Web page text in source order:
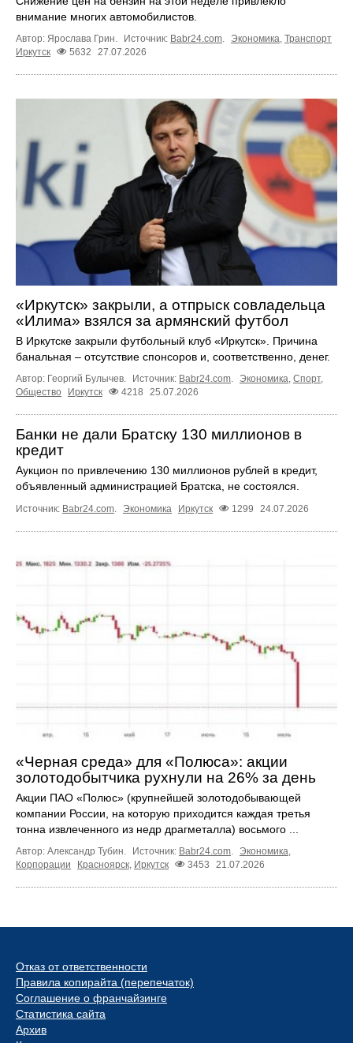
внимание многих автомобилистов.
Автор: Ярослава Грин. Источник: Babr24.com. Экономика, Транспорт
Иркутск
5632 27.07.2026
«Иркутск» закрыли, а отпрыск совладельца
«Илима» взялся за армянский футбол
В Иркутске закрыли футбольный клуб «Иркутск». Причина
банальная – отсутствие спонсоров и, соответственно, денег.
Автор: Георгий Булычев. Источник: Babr24.com Экономика Спорт,
Общество
Иркутск 4218 25.07.2026
Банки не дали Братску 130 миллионов в
кредит
Аукцион по привлечению 130 миллионов рублей в кредит,
объявленный администрацией Братска, не состоялся.
Источник: Babr24.com. Экономика Иркутск 1299 24.07.2026
«Черная среда» для «Полюса»: акции
золотодобытчика рухнули на 26% за день
Акции ПАО «Полюс» (крупнейшей золотодобывающей
компании России, на которую приходится каждая третья
тонна извлеченного из недр драгметалла) восьмого ...
Автор: Александр Тубин. Источник: Babr24.com Экономика
Корпорации
Красноярск Иркутск 3453 21.07.2026
Отказ от ответственности
Правила копирайта (перепечаток)
Соглашение о франчайзинге
Статистика сайта
Архив